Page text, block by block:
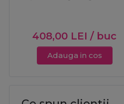
408,00 LEI / buc
Adauga in cos